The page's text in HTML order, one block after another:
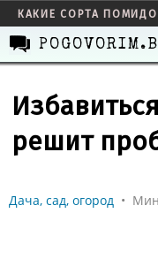
КАКИЕ СОРТА
решит
Дача, сад, огород •